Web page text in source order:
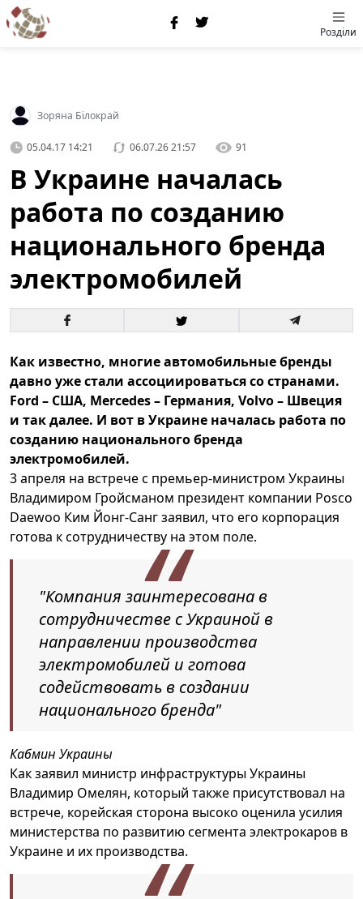
Розділи
Зоряна Білокрай
05.04.17 14:21 06.07.26 21:57 91
В Украине началась
работа по созданию
национального бренда
электромобилей
Как известно, многие автомобильные бренды
давно уже стали ассоциироваться со странами.
Ford – США, Mercedes – Германия, Volvo – Швеция
и так далее. И вот в Украине началась работа по
созданию национального бренда
электромобилей.
3 апреля на встрече с премьер-министром Украины
Владимиром Гройсманом президент компании Posco
Daewoo Ким Йонг-Санг заявил, что его корпорация
готова к сотрудничеству на этом поле.
"Компания заинтересована в
сотрудничестве с Украиной в
направлении производства
электромобилей и готова
содействовать в создании
национального бренда"
Кабмин Украины
Как заявил министр инфраструктуры Украины
Владимир Омелян, который также присутствовал на
встрече, корейская сторона высоко оценила усилия
министерства по развитию сегмента электрокаров в
Украине и их производства.